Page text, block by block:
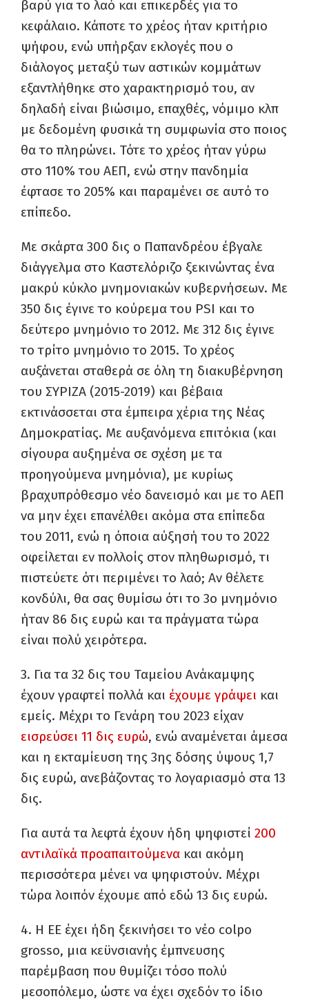
βαρύ για το λαό και επικερδές για το
κεφάλαιο. Κάποτε το χρέος ήταν κριτήριο
ψήφου, ενώ υπήρξαν εκλογές που ο
διάλογος μεταξύ των αστικών κομμάτων
εξαντλήθηκε στο χαρακτηρισμό του, αν
δηλαδή είναι βιώσιμο, επαχθές, νόμιμο κλπ
με δεδομένη φυσικά τη συμφωνία στο ποιος
θα το πληρώνει. Τότε το χρέος ήταν γύρω
στο 110% του ΑΕΠ, ενώ στην πανδημία
έφτασε το 205% και παραμένει σε αυτό το
επίπεδο.
Με σκάρτα 300 δις ο Παπανδρέου έβγαλε
διάγγελμα στο Καστελόριζο ξεκινώντας ένα
μακρύ κύκλο μνημονιακών κυβερνήσεων. Με
350 δις έγινε το κούρεμα του PSI και το
δεύτερο μνημόνιο το 2012. Με 312 δις έγινε
το τρίτο μνημόνιο το 2015. Το χρέος
αυξάνεται σταθερά σε όλη τη διακυβέρνηση
του ΣΥΡΙΖΑ (2015-2019) και βέβαια
εκτινάσσεται στα έμπειρα χέρια της Νέας
Δημοκρατίας. Με αυξανόμενα επιτόκια (και
σίγουρα αυξημένα σε σχέση με τα
προηγούμενα μνημόνια), με κυρίως
βραχυπρόθεσμο νέο δανεισμό και με το ΑΕΠ
να μην έχει επανέλθει ακόμα στα επίπεδα
του 2011, ενώ η όποια αύξησή του το 2022
οφείλεται εν πολλοίς στον πληθωρισμό, τι
πιστεύετε ότι περιμένει το λαό; Αν θέλετε
κονδύλι, θα σας θυμίσω ότι το 3ο μνημόνιο
ήταν 86 δις ευρώ και τα πράγματα τώρα
είναι πολύ χειρότερα.
3. Για τα 32 δις του Ταμείου Ανάκαμψης
έχουν γραφτεί πολλά και έχουμε γράψει και
εμείς. Μέχρι το Γενάρη του 2023 είχαν
εισρεύσει 11 δις ευρώ, ενώ αναμένεται άμεσα
και η εκταμίευση της 3ης δόσης ύψους 1,7
δις ευρώ, ανεβάζοντας το λογαριασμό στα 13
δις.
Για αυτά τα λεφτά έχουν ήδη ψηφιστεί 200
αντιλαϊκά προαπαιτούμενα και ακόμη
περισσότερα μένει να ψηφιστούν. Μέχρι
τώρα λοιπόν έχουμε από εδώ 13 δις ευρώ.
4. Η ΕΕ έχει ήδη ξεκινήσει το νέο colpo
grosso, μια κεϋνσιανής έμπνευσης
παρέμβαση που θυμίζει τόσο πολύ
μεσοπόλεμο, ώστε να έχει σχεδόν το ίδιο